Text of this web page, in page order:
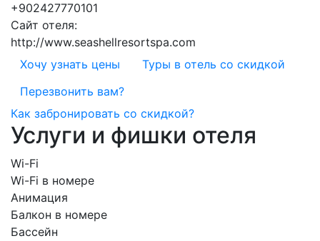
+902427770101
Сайт отеля:
http://www.seashellresortspa.com
Хочу узнать цены
Туры в отель со скидкой
Перезвонить вам?
Как забронировать со скидкой?
Услуги и фишки отеля
Wi-Fi
Wi-Fi в номере
Анимация
Балкон в номере
Бассейн